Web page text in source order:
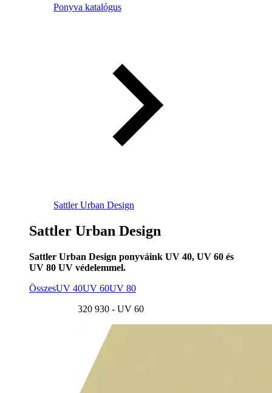
Ponyva katalógus
Sattler Urban Design
Sattler Urban Design
Sattler Urban Design ponyváink UV 40, UV 60 és
UV 80 UV védelemmel.
ÖsszesUV 40UV 60UV 80
320 930 - UV 60